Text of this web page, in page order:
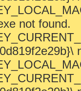
not found.